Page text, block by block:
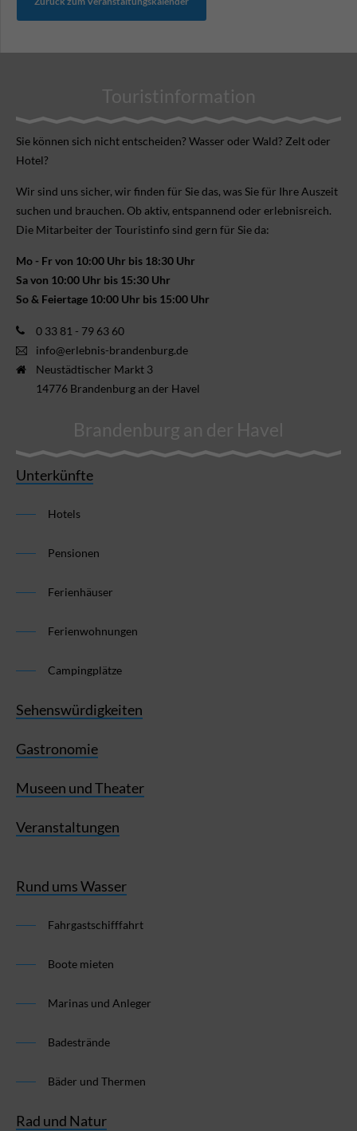
Touristinformation
Sie können sich nicht ent­scheiden? Wasser oder Wald? Zelt oder
Hotel?
Wir sind uns sicher, wir finden für Sie das, was Sie für Ihre Aus­zeit
suchen und brauchen. Ob aktiv, ent­spannend oder erlebnis­reich.
Die Mitarbeiter der Touristinfo sind gern für Sie da:
Mo - Fr von 10:00 Uhr bis 18:30 Uhr
Sa von 10:00 Uhr bis 15:30 Uhr
So & Feiertage 10:00 Uhr bis 15:00 Uhr
0 33 81 - 79 63 60
info@erlebnis-brandenburg.de
Neustädtischer Markt 3
14776 Brandenburg an der Havel
Brandenburg an der Havel
Unterkünfte
Hotels
Pensionen
Ferienhäuser
Ferienwohnungen
Campingplätze
Sehenswürdigkeiten
Gastronomie
Museen und Theater
Veranstaltungen
Rund ums Wasser
Fahrgastschifffahrt
Boote mieten
Marinas und Anleger
Badestrände
Bäder und Thermen
Rad und Natur